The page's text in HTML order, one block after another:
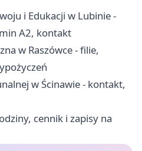
i Edukacji w Lubinie -
A2, kontakt
w Raszówce - filie,
w Ścinawie - kontakt,
cennik i zapisy na